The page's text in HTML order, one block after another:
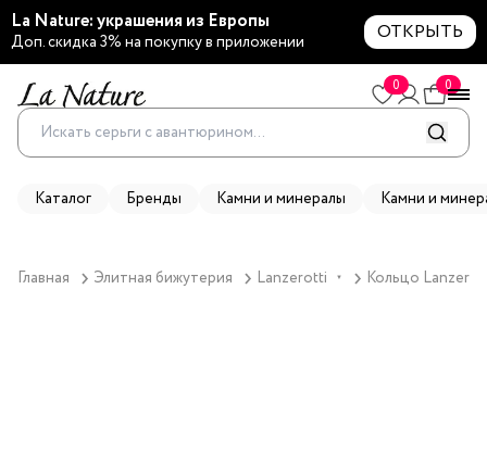
La Nature: украшения из Европы
Доп. скидка 3% на покупку в приложении ОТКРЫТЬ
0 0
Каталог Бренды Камни и минералы Камни и
Главная Элитная бижутерия Lanzerotti ▼ Кольцо